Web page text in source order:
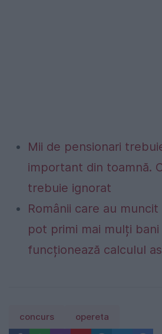
Mii de pensionari
important din toamnă.
trebuie ignorat
Românii care au
pot primi mai mulți bani
funcționează calculul
concurs opereta